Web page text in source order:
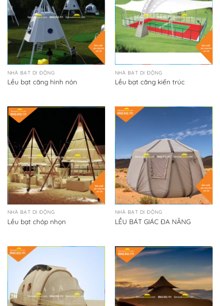
NHÀ BẠT DI ĐỘNG
Lều bạt căng hình nón
NHÀ BẠT DI ĐỘNG
Lều bạt căng kiến trúc
NHÀ BẠT DI ĐỘNG
Lều bạt chóp nhọn
NHÀ BẠT DI ĐỘNG
LỀU BÁT GIÁC ĐA NĂNG